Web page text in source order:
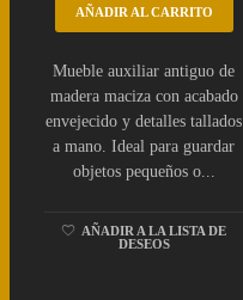
AÑADIR AL CARRITO
Mueble auxiliar antiguo de
madera maciza con acabado
envejecido y detalles tallados
a mano. Ideal para guardar
objetos pequeños o...
AÑADIR A LA LISTA DE
DESEOS